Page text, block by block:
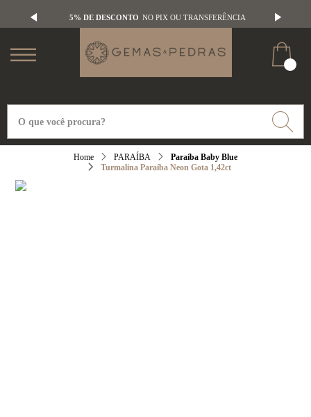
5% DE DESCONTO NO PIX OU TRANSFERÊNCIA
PARAÍBA
Paraíba Baby Blue
Turmalina Paraíba Neon Gota 1,42ct